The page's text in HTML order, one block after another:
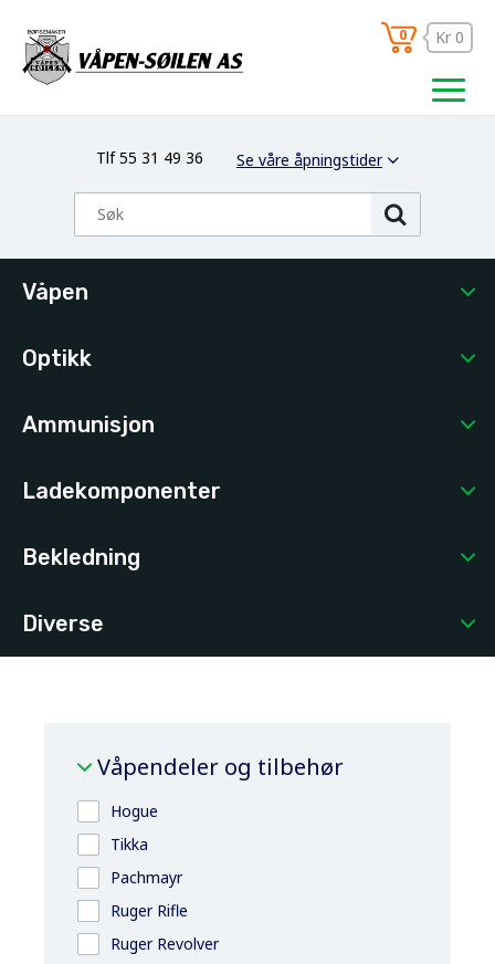
Tlf 55 31 49 36 Se våre åpningstider
0 Kr 0
Våpen
Optikk
Ammunisjon
Ladekomponenter
Bekledning
Diverse
Våpendeler og tilbehør
Hogue
Tikka
Pachmayr
Ruger Rifle
Ruger Revolver